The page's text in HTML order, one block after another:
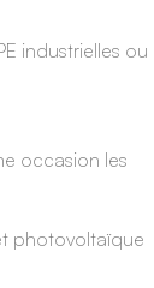
industrielles ou
occasion les
photovoltaïque